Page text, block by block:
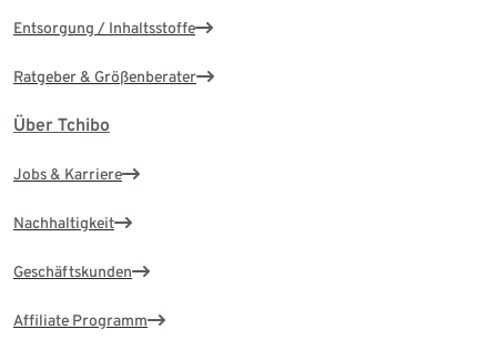
Entsorgung / Inhaltsstoffe
Ratgeber & Größenberater
Über Tchibo
Jobs & Karriere
Nachhaltigkeit
Geschäftskunden
Affiliate Programm